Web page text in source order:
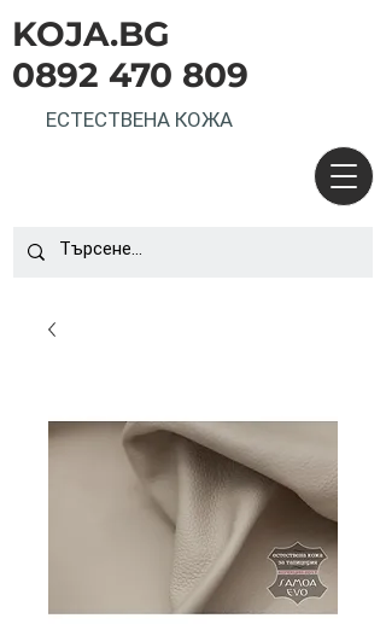
KOJA.BG
0892 470 809
ЕСТЕСТВЕНА КОЖА